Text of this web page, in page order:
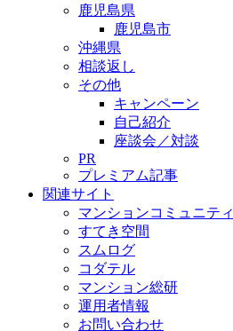
鹿児島県
鹿児島市
沖縄県
相談返し
その他
キャンペーン
自己紹介
座談会／対談
PR
プレミアム記事
関連サイト
マンションコミュニティ
すてき空間
スムログ
コダテル
マンション総研
運用者情報
お問い合わせ